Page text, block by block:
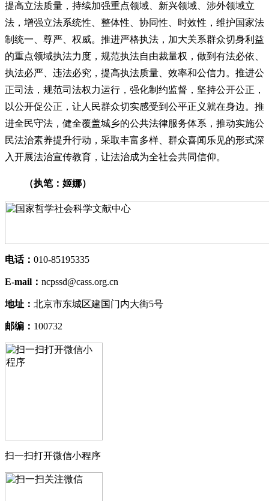
提高立法质量，持续加强重点领域、新兴领域、涉外领域立
法，增强立法系统性、整体性、协同性、时效性，维护国家法
制统一、尊严、权威。推进严格执法，加大关系群众切身利益
的重点领域执法力度，规范执法自由裁量权，做到有法必依、
执法必严、违法必究，提高执法质量、效率和公信力。推进公
正司法，规范司法权力运行，强化制约监督，坚持公开公正，
以公开促公正，让人民群众切实感受到公平正义就在身边。推
进全民守法，健全覆盖城乡的公共法律服务体系，推动实施公
民法治素养提升行动，采取丰富多样、群众喜闻乐见的形式深
入开展法治宣传教育，让法治成为全社会共同信仰。
（执笔：姬娜）
电话： 010-85195335
E-mail： ncpssd@cass.org.cn
地址： 北京市东城区建国门内大街5号
邮编： 100732
扫一扫打开微信小程序